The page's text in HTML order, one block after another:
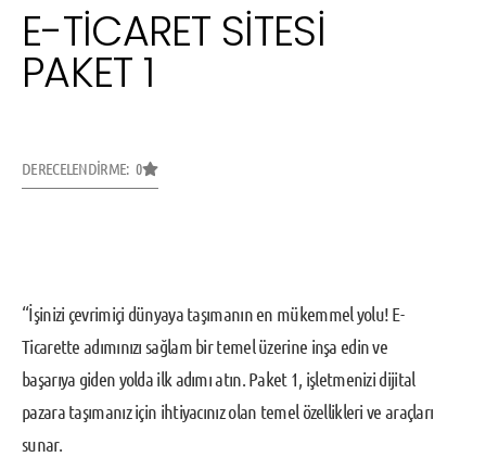
E-TICARET SITESI
PAKET 1
DERECELENDIRME: 0
“İşinizi çevrimiçi dünyaya taşımanın en mükemmel yolu! E-
Ticarette adımınızı sağlam bir temel üzerine inşa edin ve
başarıya giden yolda ilk adımı atın. Paket 1, işletmenizi dijital
pazara taşımanız için ihtiyacınız olan temel özellikleri ve araçları
sunar.